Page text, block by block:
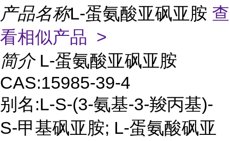
产品名称L-蛋氨酸亚砜亚胺 查
看相似产品 >
简介 L-蛋氨酸亚砜亚胺
CAS:15985-39-4
别名:L-S-(3-氨基-3-羧丙基)-
S-甲基砜亚胺; L-蛋氨酸砜亚